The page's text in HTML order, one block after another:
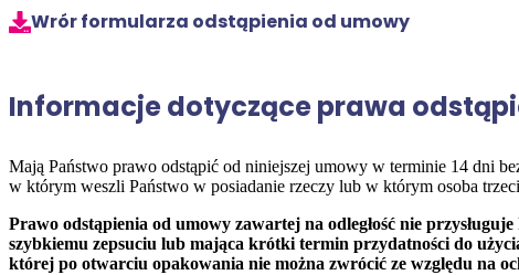
Wrór formularza odstąpienia od umowy
Informacje dotyczące prawa
Mają Państwo prawo odstąpić od niniejszej umowy w terminie 14 dni
w którym weszli Państwo w posiadanie rzeczy lub w którym osoba
Prawo odstąpienia od umowy zawartej na odległość nie
szybkiemu zepsuciu lub mająca krótki termin przydatności do
której po otwarciu opakowania nie można zwrócić ze względu na